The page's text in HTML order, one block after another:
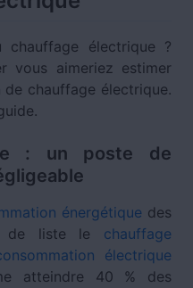
chauffage électrique ?
vous aimeriez estimer
chauffage électrique.
: un poste de
énergétique des
de liste le chauffage
électrique
atteindre 40 % des